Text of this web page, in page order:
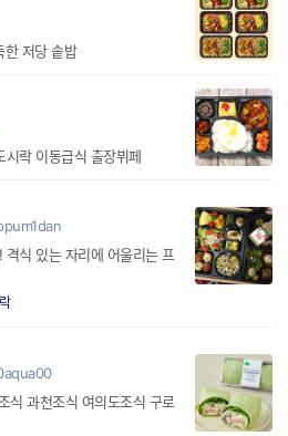
락 이동급식 출장뷔페
식 있는 자리에 어울리는 프